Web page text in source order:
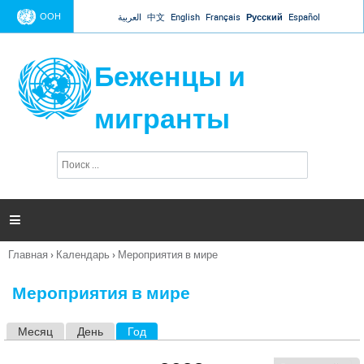
Jump to navigation
ООН العربية 中文 English Français Русский Español
Беженцы и
мигранты
п
и

Вы
Главная › Календарь › Мероприятия в мире
Мероприятия в мире
Месяц День Год